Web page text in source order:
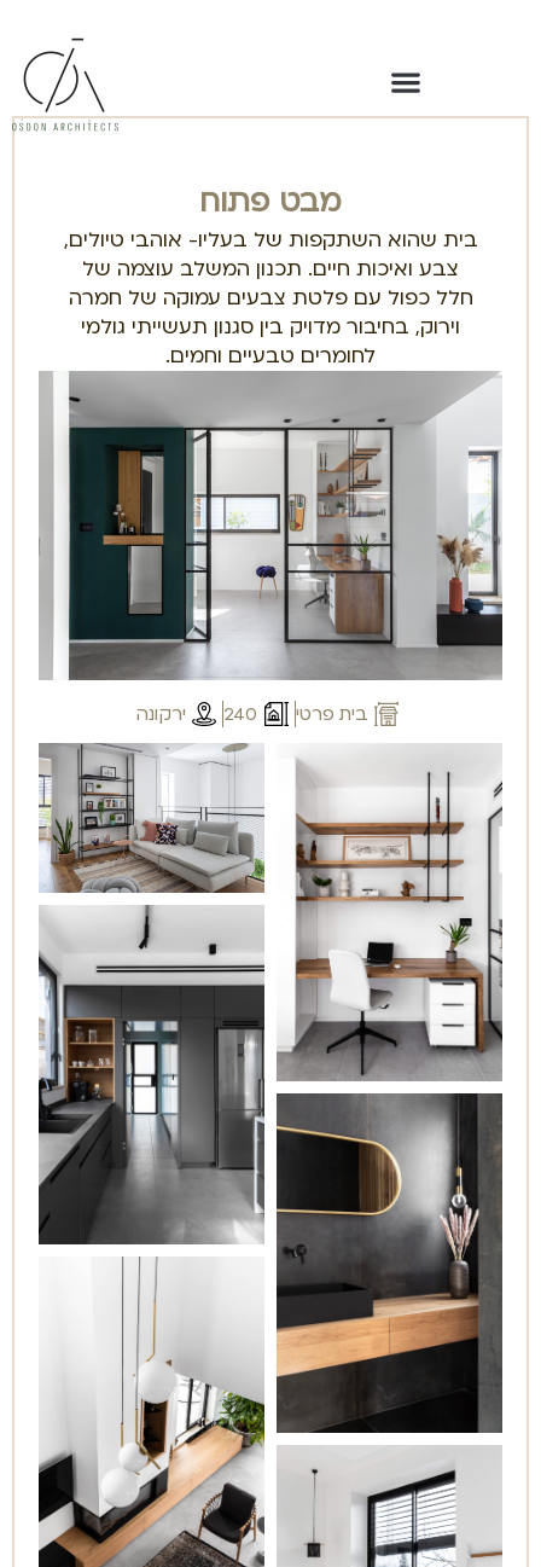
מבט פתוח
בית שהוא השתקפות של בעליו- אוהבי טיולים,
צבע ואיכות חיים. תכנון המשלב עוצמה של
חלל כפול עם פלטת צבעים עמוקה של חמרה
וירוק, בחיבור מדויק בין סגנון תעשייתי גולמי
לחומרים טבעיים וחמים.
בית פרטי 240 ירקונה